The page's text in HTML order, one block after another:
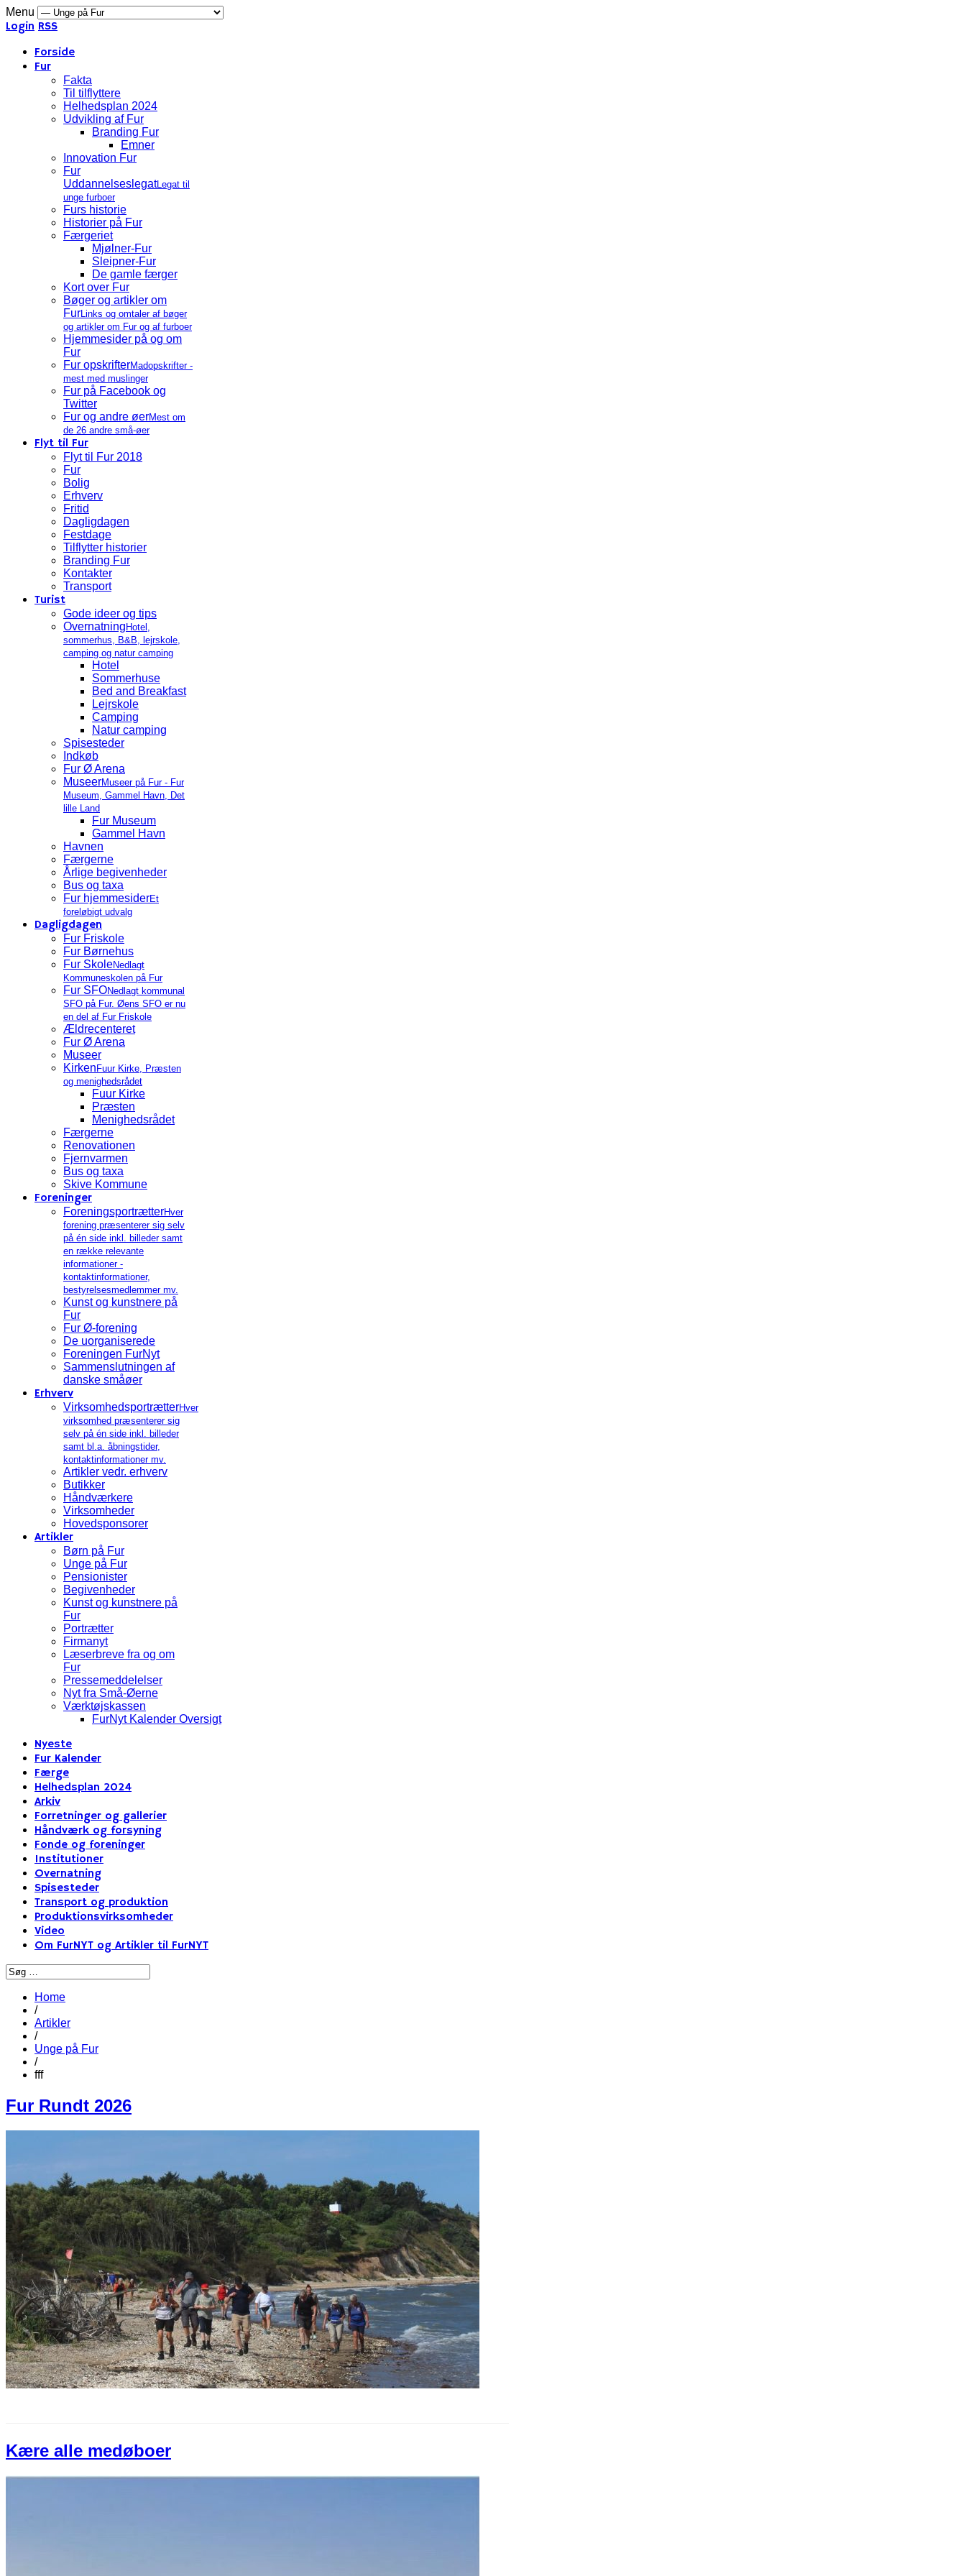
Menu
Login RSS
Forside
Fur
Fakta
Til tilflyttere
Helhedsplan 2024
Udvikling af Fur
Branding Fur
Emner
Innovation Fur
Fur
UddannelseslegatLegat til
unge furboer
Furs historie
Historier på Fur
Færgeriet
Mjølner-Fur
Sleipner-Fur
De gamle færger
Kort over Fur
Bøger og artikler om
FurLinks og omtaler af bøger
og artikler om Fur og af furboer
Hjemmesider på og om
Fur
Fur opskrifterMadopskrifter -
mest med muslinger
Fur på Facebook og
Twitter
Fur og andre øerMest om
de 26 andre små-øer
Flyt til Fur
Flyt til Fur 2018
Fur
Bolig
Erhverv
Fritid
Dagligdagen
Festdage
Tilflytter historier
Branding Fur
Kontakter
Transport
Turist
Gode ideer og tips
Overnatning Hotel,
sommerhus, B&B, lejrskole,
camping og natur camping
Hotel
Sommerhuse
Bed and Breakfast
Lejrskole
Camping
Natur camping
Spisesteder
Indkøb
Fur Ø Arena
MuseerMuseer på Fur - Fur
Museum, Gammel Havn, Det
lille Land
Fur Museum
Gammel Havn
Havnen
Færgerne
Årlige begivenheder
Bus og taxa
Fur hjemmesiderEt
foreløbigt udvalg
Dagligdagen
Fur Friskole
Fur Børnehus
Fur SkoleNedlagt
Kommuneskolen på Fur
Fur SFONedlagt kommunal
SFO på Fur. Øens SFO er nu
en del af Fur Friskole
Ældrecenteret
Fur Ø Arena
Museer
Kirken Fuur Kirke, Præsten
og menighedsrådet
Fuur Kirke
Præsten
Menighedsrådet
Færgerne
Renovationen
Fjernvarmen
Bus og taxa
Skive Kommune
Foreninger
ForeningsportrætterHver
forening præsenterer sig selv
på én side inkl. billeder samt
en række relevante
informationer -
kontaktinformationer,
bestyrelsesmedlemmer mv.
Kunst og kunstnere på
Fur
Fur Ø-forening
De uorganiserede
Foreningen FurNyt
Sammenslutningen af
danske småøer
Erhverv
VirksomhedsportrætterHver
virksomhed præsenterer sig
selv på én side inkl. billeder
samt bl.a. åbningstider,
kontaktinformationer mv.
Artikler vedr. erhverv
Butikker
Håndværkere
Virksomheder
Hovedsponsorer
Artikler
Børn på Fur
Unge på Fur
Pensionister
Begivenheder
Kunst og kunstnere på
Fur
Portrætter
Firmanyt
Læserbreve fra og om
Fur
Pressemeddelelser
Nyt fra Små-Øerne
Værktøjskassen
FurNyt Kalender Oversigt
Nyeste
Fur Kalender
Færge
Helhedsplan 2024
Arkiv
Forretninger og gallerier
Håndværk og forsyning
Fonde og foreninger
Institutioner
Overnatning
Spisesteder
Transport og produktion
Produktionsvirksomheder
Video
Om FurNYT og Artikler til FurNYT
Home
/
Artikler
/
Unge på Fur
/
fff
Fur Rundt 2026
Kære alle medøboer